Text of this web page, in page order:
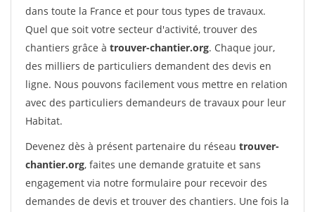
dans toute la France et pour tous types de travaux.
Quel que soit votre secteur d'activité, trouver des
chantiers grâce à trouver-chantier.org. Chaque jour,
des milliers de particuliers demandent des devis en
ligne. Nous pouvons facilement vous mettre en relation
avec des particuliers demandeurs de travaux pour leur
Habitat.
Devenez dès à présent partenaire du réseau trouver-
chantier.org, faites une demande gratuite et sans
engagement via notre formulaire pour recevoir des
demandes de devis et trouver des chantiers. Une fois la